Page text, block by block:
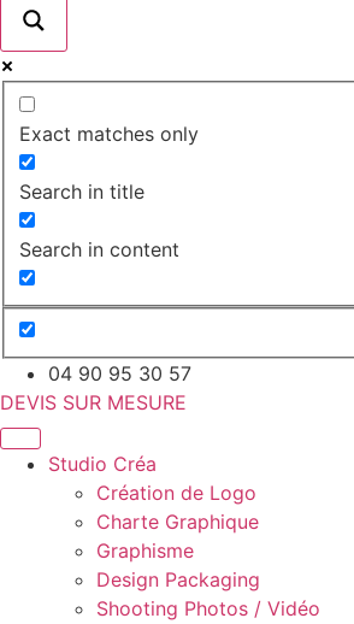
Exact matches only
Search in title
Search in content
04 90 95 30 57
DEVIS SUR MESURE
Studio Créa
Création de Logo
Charte Graphique
Graphisme
Design Packaging
Shooting Photos / Vidéo